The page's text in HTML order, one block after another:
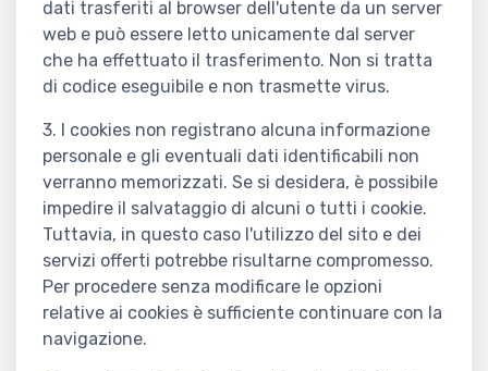
dati trasferiti al browser dell'utente da un server
web e può essere letto unicamente dal server
che ha effettuato il trasferimento. Non si tratta
di codice eseguibile e non trasmette virus.
3. I cookies non registrano alcuna informazione
personale e gli eventuali dati identificabili non
verranno memorizzati. Se si desidera, è possibile
impedire il salvataggio di alcuni o tutti i cookie.
Tuttavia, in questo caso l'utilizzo del sito e dei
servizi offerti potrebbe risultarne compromesso.
Per procedere senza modificare le opzioni
relative ai cookies è sufficiente continuare con la
navigazione.